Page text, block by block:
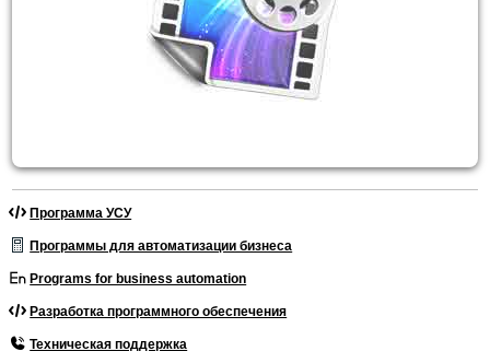
Программа УСУ
Программы для автоматизации бизнеса
Programs for business automation
Разработка программного обеспечения
Техническая поддержка